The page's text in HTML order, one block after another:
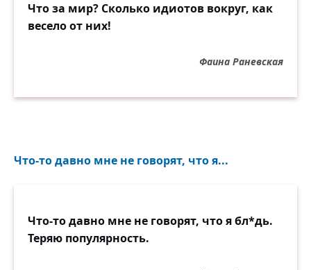
Что за мир? Сколько идиотов вокруг, как
весело от них!
Фаина Раневская
Что-то давно мне не говорят, что я...
Что-то давно мне не говорят, что я бл*дь.
Теряю популярность.